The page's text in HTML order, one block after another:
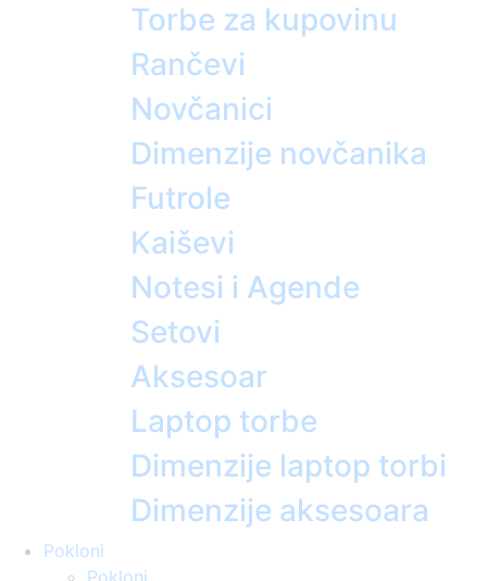
Torbe za kupovinu
Rančevi
Novčanici
Dimenzije novčanika
Futrole
Kaiševi
Notesi i Agende
Setovi
Aksesoar
Laptop torbe
Dimenzije laptop torbi
Dimenzije aksesoara
Pokloni